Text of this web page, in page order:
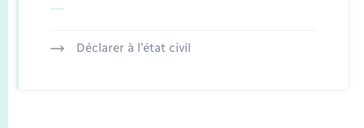
Déclarer à l’état civil